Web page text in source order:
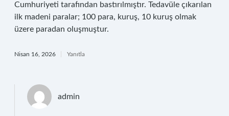
Cumhuriyeti tarafından bastırılmıştır. Tedavüle çıkarılan
ilk madeni paralar; 100 para, kuruş, 10 kuruş olmak
üzere paradan oluşmuştur.
Nisan 16, 2026 Yanıtla
admin